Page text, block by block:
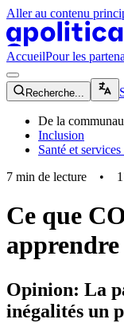
Aller au contenu
AccueilPour les
magnifying-glass-icon
Recherche...
De la
Inclusion
Santé et
7 min de lecture •
Ce que
Opinion: La
inégalités un